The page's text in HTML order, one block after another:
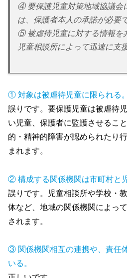
④ 要保護児童対策地域協議会
は、保護者本人の承諾が必要
⑤ 被虐待児童に対する情報を
児童相談所によって迅速に支
① 対象は被虐待児童に限られる。
誤りです。要保護児童は被虐待
い児童、保護者に監護させるこ
的・精神的障害が認められたり
まれます。
② 構成する関係機関は市町村と
誤りです。児童相談所や学校・
体など、地域の関係機関によっ
されます。
③ 関係機関相互の連携や、責任
いる。